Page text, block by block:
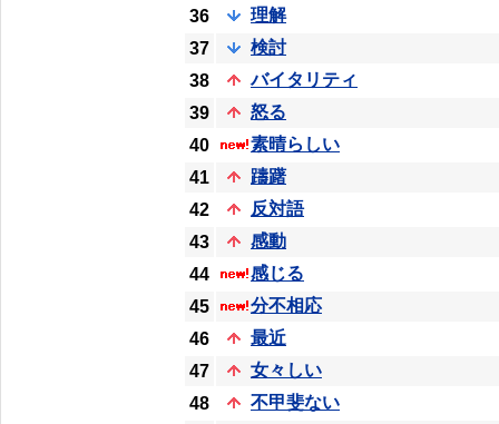
36
理解
37
検討
38
バイタリティ
39
怒る
40
素晴らしい
41
躊躇
42
反対語
43
感動
44
感じる
45
分不相応
46
最近
47
女々しい
48
不甲斐ない